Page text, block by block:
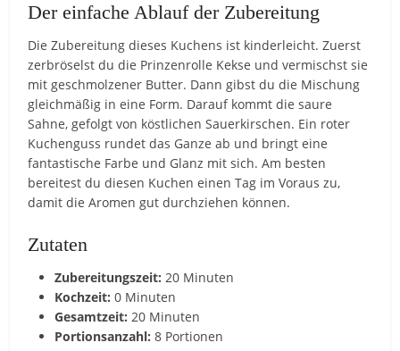
Der einfache Ablauf der Zubereitung
Die Zubereitung dieses Kuchens ist kinderleicht. Zuerst
zerbröselst du die Prinzenrolle Kekse und vermischst sie
mit geschmolzener Butter. Dann gibst du die Mischung
gleichmäßig in eine Form. Darauf kommt die saure
Sahne, gefolgt von köstlichen Sauerkirschen. Ein roter
Kuchenguss rundet das Ganze ab und bringt eine
fantastische Farbe und Glanz mit sich. Am besten
bereitest du diesen Kuchen einen Tag im Voraus zu,
damit die Aromen gut durchziehen können.
Zutaten
Zubereitungszeit: 20 Minuten
Kochzeit: 0 Minuten
Gesamtzeit: 20 Minuten
Portionsanzahl: 8 Portionen